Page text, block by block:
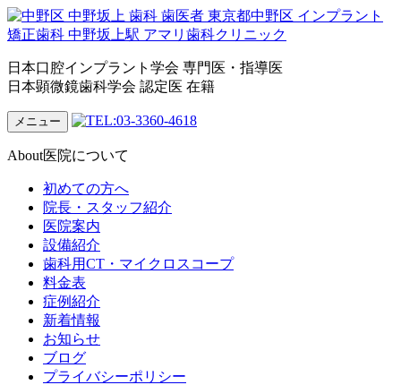
日本口腔インプラント学会 専門医・指導医
日本顕微鏡歯科学会 認定医 在籍
メニュー
About医院について
初めての方へ
院長・スタッフ紹介
医院案内
設備紹介
歯科用CT・マイクロスコープ
料金表
症例紹介
新着情報
お知らせ
ブログ
プライバシーポリシー